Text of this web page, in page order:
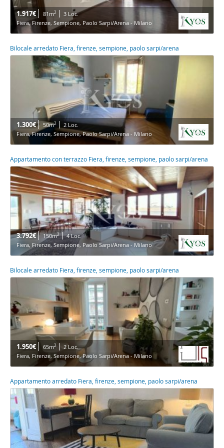
1.917€ 81m2
3 Loc.
Fiera, Firenze, Sempione, Paolo Sarpi/Arena - Milano
Bilocale arredato Fiera, firenze, sempione, paolo sarpi/arena
1.300€ 50m2
2 Loc.
Fiera, Firenze, Sempione, Paolo Sarpi/Arena - Milano
Appartamento con terrazzo Fiera, firenze, sempione, paolo sarpi/arena
3.792€ 150m2
4 Loc.
Fiera, Firenze, Sempione, Paolo Sarpi/Arena - Milano
Bilocale arredato Fiera, firenze, sempione, paolo sarpi/arena
1.950€ 65m2
2 Loc.
Fiera, Firenze, Sempione, Paolo Sarpi/Arena - Milano
Appartamento arredato Fiera, firenze, sempione, paolo sarpi/arena